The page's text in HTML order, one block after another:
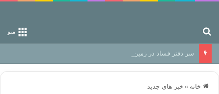
منو
سر دفتر فساد در زمین‌، دوری وکناره‌گیری از راه خداست‌!
خانه » خبر های جدید